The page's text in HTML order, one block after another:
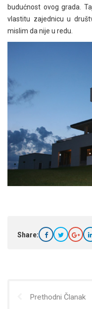
budućnost ovog grada.
vlastitu zajednicu u
mislim da nije u redu.
Share:
Prethodni Članak